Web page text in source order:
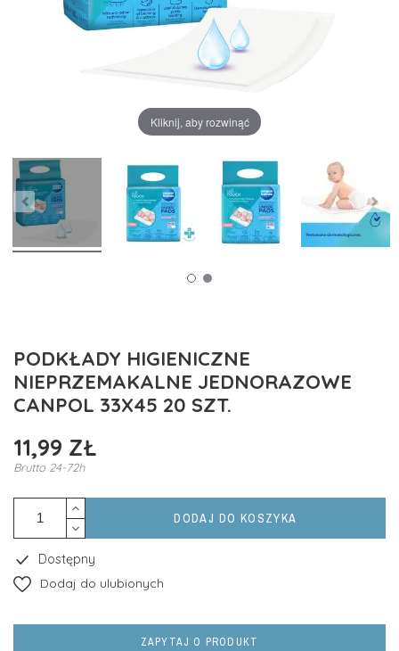
Kliknij, aby rozwinąć
PODKŁADY HIGIENICZNE
NIEPRZEMAKALNE JEDNORAZOWE
CANPOL 33X45 20 SZT.
11,99 ZŁ
Brutto 24-72h
DODAJ DO KOSZYKA
Dostępny
Dodaj do ulubionych
ZAPYTAJ O PRODUKT